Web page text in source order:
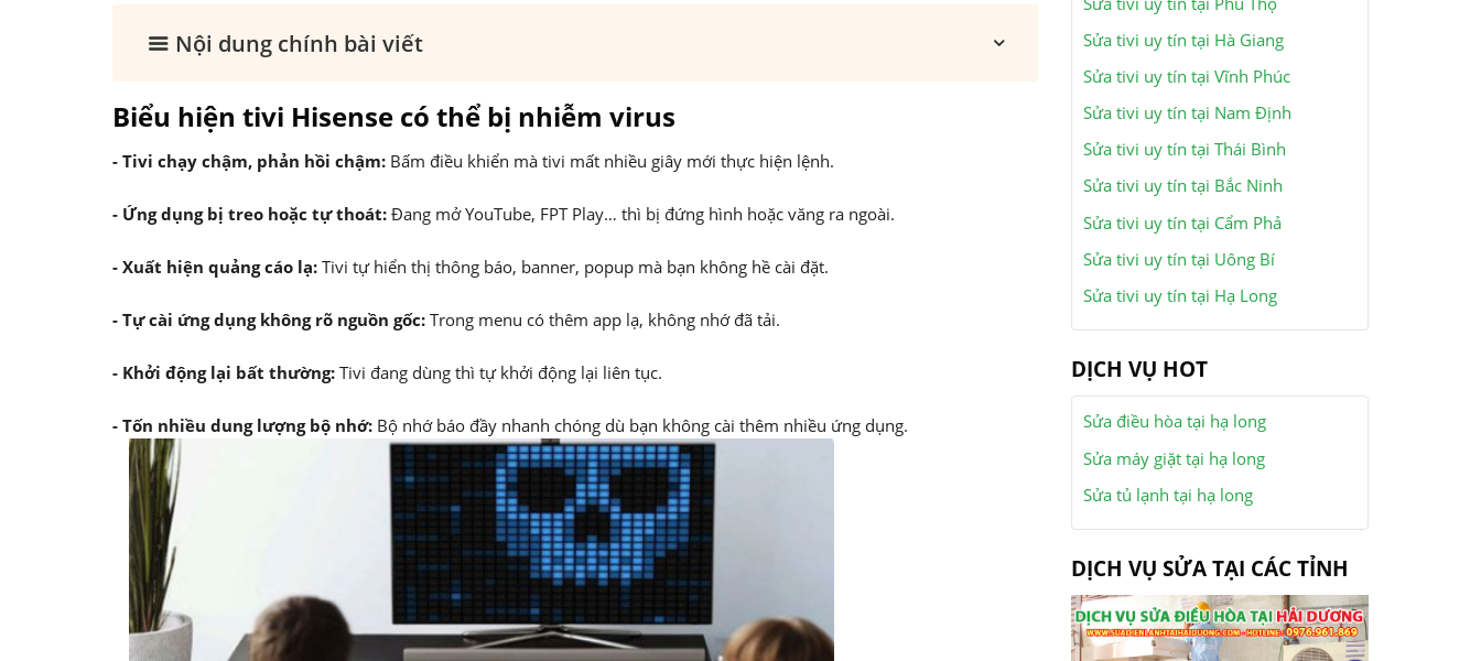
Nội dung chính bài viết
Biểu hiện tivi Hisense có thể bị nhiễm virus
- Tivi chạy chậm, phản hồi chậm: Bấm điều khiển mà tivi mất nhiều giây mới thực hiện lệnh.
- Ứng dụng bị treo hoặc tự thoát: Đang mở YouTube, FPT Play… thì bị đứng hình hoặc văng ra ngoài.
- Xuất hiện quảng cáo lạ: Tivi tự hiển thị thông báo, banner, popup mà bạn không hề cài đặt.
- Tự cài ứng dụng không rõ nguồn gốc: Trong menu có thêm app lạ, không nhớ đã tải.
- Khởi động lại bất thường: Tivi đang dùng thì tự khởi động lại liên tục.
- Tốn nhiều dung lượng bộ nhớ: Bộ nhớ báo đầy nhanh chóng dù bạn không cài thêm nhiều ứng dụng.
Sửa tivi uy tín tại Hà Giang
Sửa tivi uy tín tại Vĩnh Phúc
Sửa tivi uy tín tại Nam Định
Sửa tivi uy tín tại Thái Bình
Sửa tivi uy tín tại Bắc Ninh
Sửa tivi uy tín tại Cẩm Phả
Sửa tivi uy tín tại Uông Bí
Sửa tivi uy tín tại Hạ Long
DỊCH VỤ HOT
Sửa điều hòa tại hạ long
Sửa máy giặt tại hạ long
Sửa tủ lạnh tại hạ long
DỊCH VỤ SỬA TẠI CÁC TỈNH